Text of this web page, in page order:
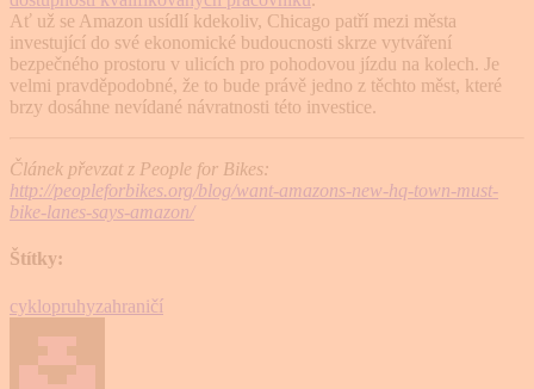
Ať už se Amazon usídlí kdekoliv, Chicago patří mezi města
investující do své ekonomické budoucnosti skrze vytváření
bezpečného prostoru v ulicích pro pohodovou jízdu na kolech. Je
velmi pravděpodobné, že to bude právě jedno z těchto měst, které
brzy dosáhne nevídané návratnosti této investice.
Článek převzat z People for Bikes:
http://peopleforbikes.org/blog/want-amazons-new-hq-town-must-
bike-lanes-says-amazon/
Štítky:
cyklopruhyzahraničí